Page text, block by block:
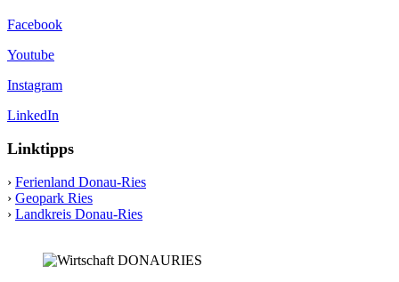
Facebook
Youtube
Instagram
LinkedIn
Linktipps
› Ferienland Donau-Ries
› Geopark Ries
› Landkreis Donau-Ries